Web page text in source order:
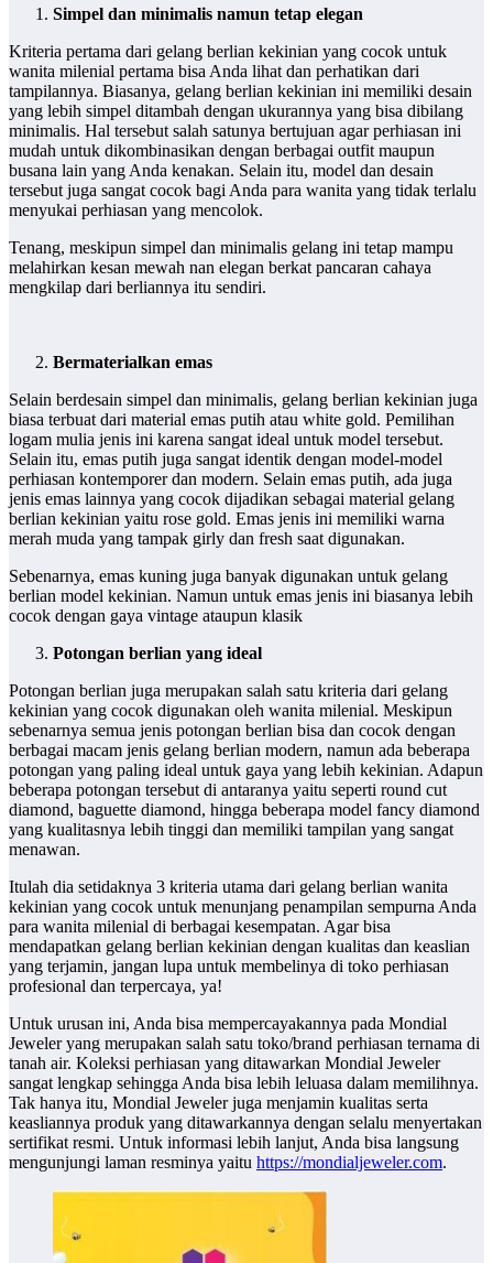
Simpel dan minimalis namun tetap elegan
Kriteria pertama dari gelang berlian kekinian yang cocok untuk
wanita milenial pertama bisa Anda lihat dan perhatikan dari
tampilannya. Biasanya, gelang berlian kekinian ini memiliki desain
yang lebih simpel ditambah dengan ukurannya yang bisa dibilang
minimalis. Hal tersebut salah satunya bertujuan agar perhiasan ini
mudah untuk dikombinasikan dengan berbagai outfit maupun
busana lain yang Anda kenakan. Selain itu, model dan desain
tersebut juga sangat cocok bagi Anda para wanita yang tidak terlalu
menyukai perhiasan yang mencolok.
Tenang, meskipun simpel dan minimalis gelang ini tetap mampu
melahirkan kesan mewah nan elegan berkat pancaran cahaya
mengkilap dari berliannya itu sendiri.
Bermaterialkan emas
Selain berdesain simpel dan minimalis, gelang berlian kekinian juga
biasa terbuat dari material emas putih atau white gold. Pemilihan
logam mulia jenis ini karena sangat ideal untuk model tersebut.
Selain itu, emas putih juga sangat identik dengan model-model
perhiasan kontemporer dan modern. Selain emas putih, ada juga
jenis emas lainnya yang cocok dijadikan sebagai material gelang
berlian kekinian yaitu rose gold. Emas jenis ini memiliki warna
merah muda yang tampak girly dan fresh saat digunakan.
Sebenarnya, emas kuning juga banyak digunakan untuk gelang
berlian model kekinian. Namun untuk emas jenis ini biasanya lebih
cocok dengan gaya vintage ataupun klasik
Potongan berlian yang ideal
Potongan berlian juga merupakan salah satu kriteria dari gelang
kekinian yang cocok digunakan oleh wanita milenial. Meskipun
sebenarnya semua jenis potongan berlian bisa dan cocok dengan
berbagai macam jenis gelang berlian modern, namun ada beberapa
potongan yang paling ideal untuk gaya yang lebih kekinian. Adapun
beberapa potongan tersebut di antaranya yaitu seperti round cut
diamond, baguette diamond, hingga beberapa model fancy diamond
yang kualitasnya lebih tinggi dan memiliki tampilan yang sangat
menawan.
Itulah dia setidaknya 3 kriteria utama dari gelang berlian wanita
kekinian yang cocok untuk menunjang penampilan sempurna Anda
para wanita milenial di berbagai kesempatan. Agar bisa
mendapatkan gelang berlian kekinian dengan kualitas dan keaslian
yang terjamin, jangan lupa untuk membelinya di toko perhiasan
profesional dan terpercaya, ya!
Untuk urusan ini, Anda bisa mempercayakannya pada Mondial
Jeweler yang merupakan salah satu toko/brand perhiasan ternama di
tanah air. Koleksi perhiasan yang ditawarkan Mondial Jeweler
sangat lengkap sehingga Anda bisa lebih leluasa dalam memilihnya.
Tak hanya itu, Mondial Jeweler juga menjamin kualitas serta
keasliannya produk yang ditawarkannya dengan selalu menyertakan
sertifikat resmi. Untuk informasi lebih lanjut, Anda bisa langsung
mengunjungi laman resminya yaitu https://mondialjeweler.com.